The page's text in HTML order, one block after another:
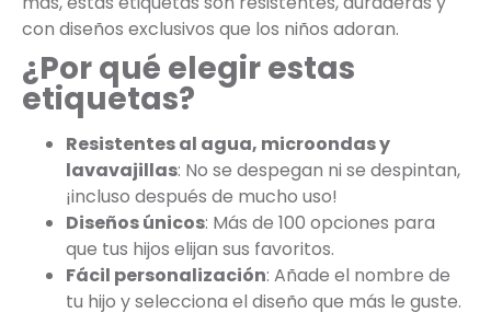
con diseños exclusivos que los niños adoran.
¿Por qué elegir estas
etiquetas?
Resistentes al agua, microondas y
lavavajillas: No se despegan ni se despintan,
¡incluso después de mucho uso!
Diseños únicos: Más de 100 opciones para
que tus hijos elijan sus favoritos.
Fácil personalización: Añade el nombre de
tu hijo y selecciona el diseño que más le guste.